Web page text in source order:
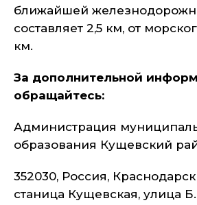
ближайшей
составляет 2,5 км, от
км.
За дополнительной
обращайтесь:
Администрация
образования Кущевский
352030, Россия,
станица Кущевская, улица